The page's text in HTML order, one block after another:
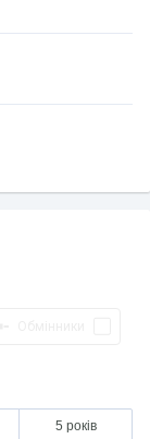
5 років